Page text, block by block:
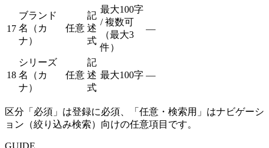
17
ブランド
名（カ
ナ）
任意
記
述
式
最大100字
/ 複数可
（最大3
件）
—
18
シリーズ
名（カ
ナ）
任意
記
述
式
最大100字 —
区分「必須」は登録に必須、「任意・検索用」はナビゲーシ
ョン（絞り込み検索）向けの任意項目です。
GUIDE